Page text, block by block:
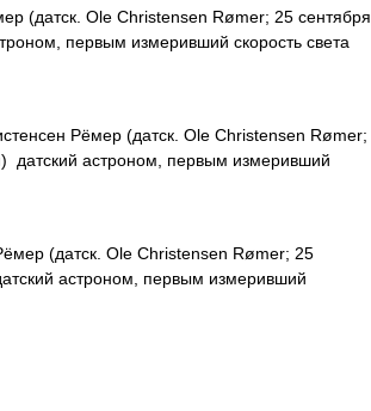
Ole Christensen Rømer; 25 сентября
первым измеривший скорость света
Рёмер (датск. Ole Christensen Rømer;
датский астроном, первым измеривший
(датск. Ole Christensen Rømer; 25
астроном, первым измеривший